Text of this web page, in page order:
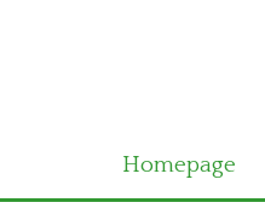
Homepage